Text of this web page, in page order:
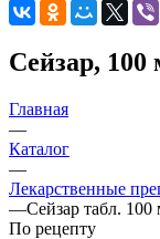
Сейзар, 100
Главная
—
Каталог
—
Лекарственные
—Сейзар табл.
По рецепту